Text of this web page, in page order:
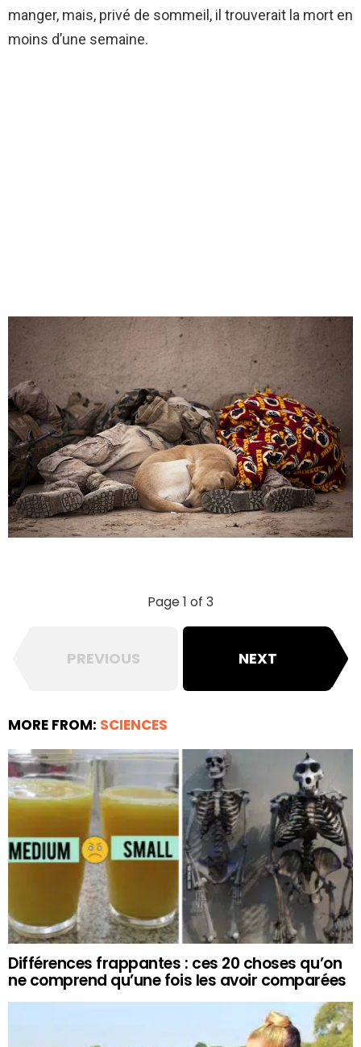
manger, mais, privé de sommeil, il trouverait la mort en
moins d’une semaine.
Page 1 of 3
PREVIOUS NEXT
MORE FROM: SCIENCES
Différences frappantes : ces 20 choses qu’on
ne comprend qu’une fois les avoir comparées